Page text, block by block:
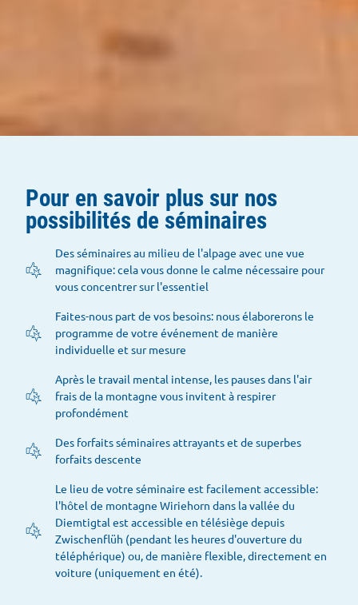
Pour en savoir plus sur nos
possibilités de séminaires
Des séminaires au milieu de l'alpage avec une vue
magnifique: cela vous donne le calme nécessaire pour
vous concentrer sur l'essentiel
Faites-nous part de vos besoins: nous élaborerons le
programme de votre événement de manière
individuelle et sur mesure
Après le travail mental intense, les pauses dans l'air
frais de la montagne vous invitent à respirer
profondément
Des forfaits séminaires attrayants et de superbes
forfaits descente
Le lieu de votre séminaire est facilement accessible:
l'hôtel de montagne Wiriehorn dans la vallée du
Diemtigtal est accessible en télésiège depuis
Zwischenflüh (pendant les heures d'ouverture du
téléphérique) ou, de manière flexible, directement en
voiture (uniquement en été).